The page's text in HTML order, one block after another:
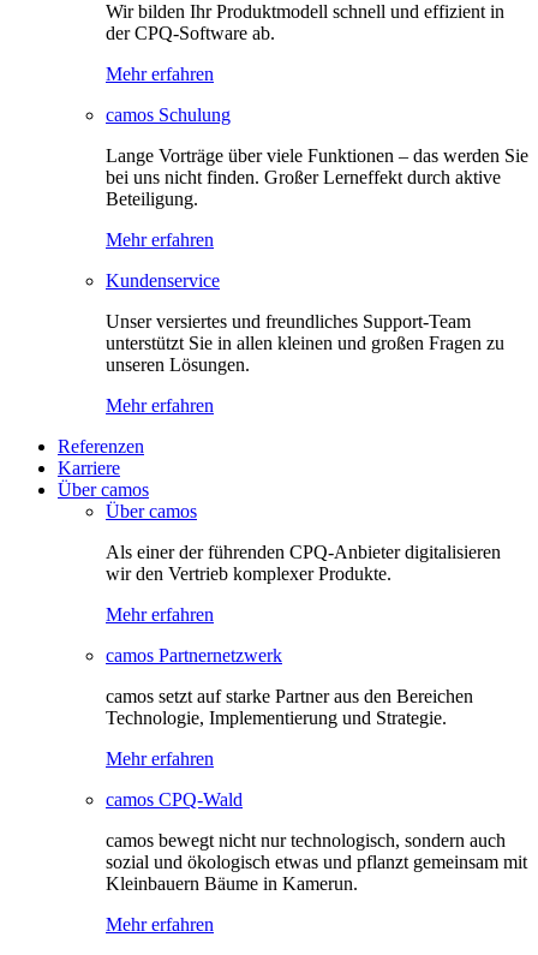
Wir bilden Ihr Produktmodell schnell und effizient in
der CPQ-Software ab.
Mehr erfahren
camos Schulung
Lange Vorträge über viele Funktionen – das werden Sie
bei uns nicht finden. Großer Lerneffekt durch aktive
Beteiligung.
Mehr erfahren
Kundenservice
Unser versiertes und freundliches Support-Team
unterstützt Sie in allen kleinen und großen Fragen zu
unseren Lösungen.
Mehr erfahren
Referenzen
Karriere
Über camos
Über camos
Als einer der führenden CPQ-Anbieter digitalisieren
wir den Vertrieb komplexer Produkte.
Mehr erfahren
camos Partnernetzwerk
camos setzt auf starke Partner aus den Bereichen
Technologie, Implementierung und Strategie.
Mehr erfahren
camos CPQ-Wald
camos bewegt nicht nur technologisch, sondern auch
sozial und ökologisch etwas und pflanzt gemeinsam mit
Kleinbauern Bäume in Kamerun.
Mehr erfahren